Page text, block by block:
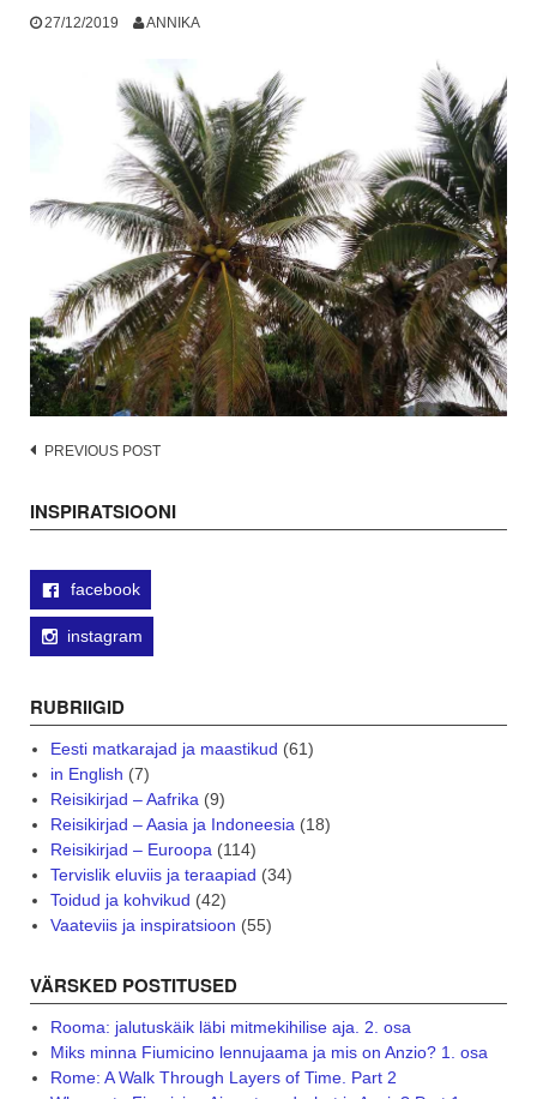
27/12/2019 ANNIKA
Post
PREVIOUS POST
INSPIRATSIOONI
facebook
instagram
RUBRIIGID
Eesti matkarajad ja maastikud (61)
in English (7)
Reisikirjad – Aafrika(9)
Reisikirjad – Aasia ja Indoneesia(18)
Reisikirjad – Euroopa(114)
Tervislik eluviis ja teraapiad (34)
Toidud ja kohvikud (42)
Vaateviis ja inspiratsioon (55)
VÄRSKED POSTITUSED
Rooma: jalutuskäik läbi mitmekihilise aja. 2. osa
Miks minna Fiumicino lennujaama ja mis on Anzio? 1. osa
Rome: A Walk Through Layers of Time. Part 2